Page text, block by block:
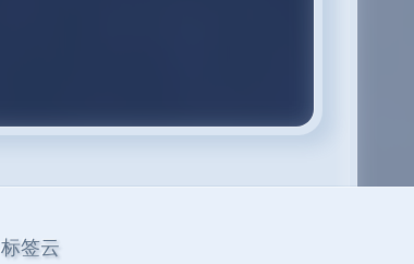
标签云